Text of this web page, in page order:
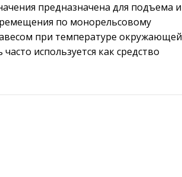
предназначена для подъема и
по монорельсовому
при температуре окружающей
используется как средство